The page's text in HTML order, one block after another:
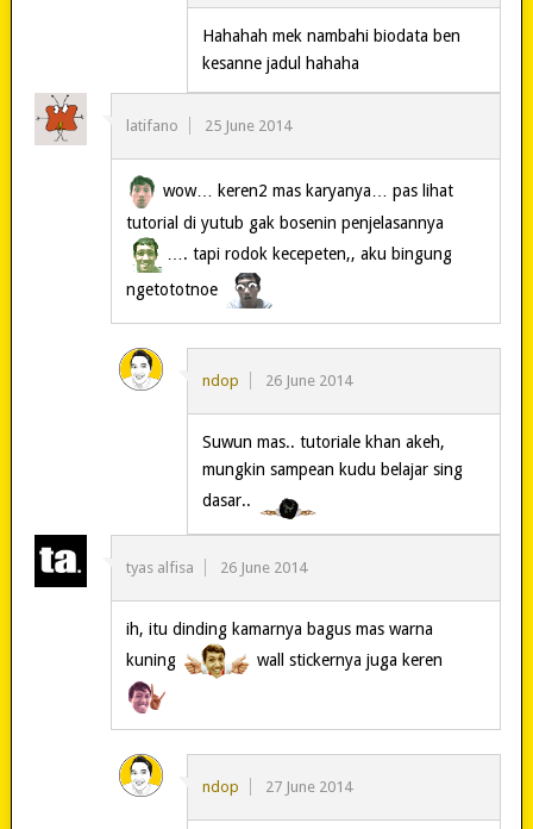
Hahahah mek nambahi biodata ben
kesanne jadul hahaha
latifano 25 June 2014
wow… keren2 mas karyanya… pas lihat
tutorial di yutub gak bosenin penjelasannya
…. tapi rodok kecepeten,, aku bingung
ngetototnoe
ndop 26 June 2014
Suwun mas.. tutoriale khan akeh,
mungkin sampean kudu belajar sing
dasar..
tyas alfisa 26 June 2014
ih, itu dinding kamarnya bagus mas warna
kuning
wall stickernya juga keren
ndop 27 June 2014